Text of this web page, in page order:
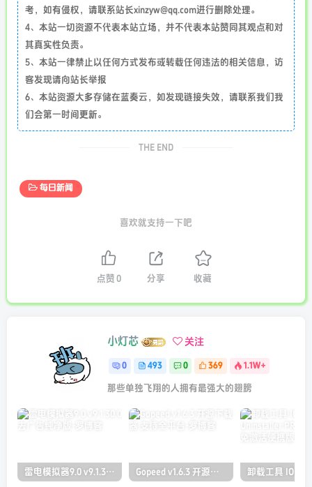
考，如有侵权，请联系站长xinzyw@qq.com进行删除处理。
4、本站一切资源不代表本站立场，并不代表本站赞同其观点和对
其真实性负责。
5、本站一律禁止以任何方式发布或转载任何违法的相关信息，访
客发现请向站长举报
6、本站资源大多存储在蓝奏云，如发现链接失效，请联系我们我
们会第一时间更新。
THE END
每日新闻
喜欢就支持一下吧
点赞 0 分享 收藏
小灯芯 关注
0 493 0 369 1.1W+
那些单独飞翔的人拥有最强大的翅膀
雷电模拟器9.0 v9.1.30.0 去广告纯净版 Gopeed v1.6.3 开源下载器 支持全平台